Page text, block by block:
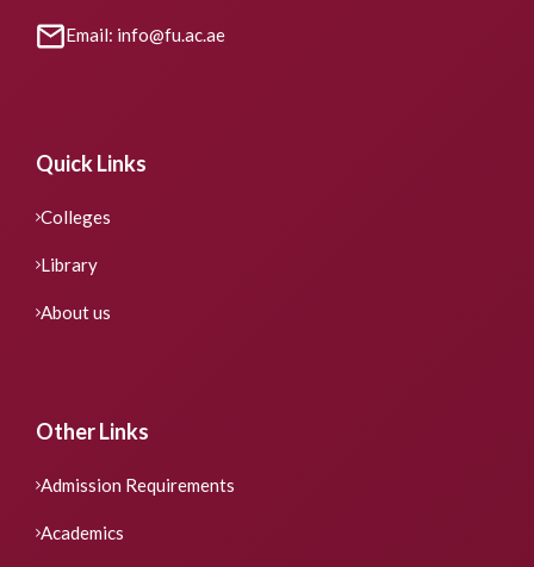
Email: info@fu.ac.ae
Quick Links
Colleges
Library
About us
Other Links
Admission Requirements
Academics